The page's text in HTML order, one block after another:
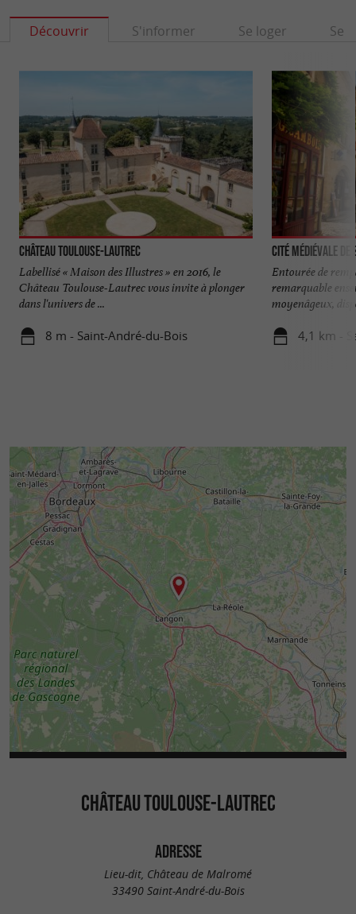
Découvrir S'informer Se loger Se
Château Toulouse-Lautrec
Labellisé « Maison des Illustres » en 2016, le
Château Toulouse-Lautrec vous invite à plonger
dans l'univers de ...
8 m - Saint-André-du-Bois
Cité médiévale
Entourée de
remarquable
moyenâgeux,
4,1 km -
CHÂTEAU TOULOUSE-LAUTREC
ADRESSE
Lieu-dit, Château de Malromé
33490 Saint-André-du-Bois